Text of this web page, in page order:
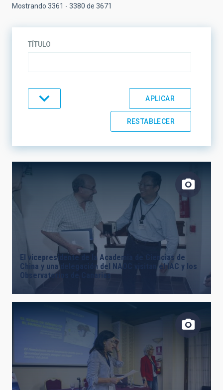
Mostrando 3361 - 3380 de 3671
TÍTULO
LÍNEAS DE INVESTIGACIÓN
LÍNEAS DE INSTRUMENTACIÓN
LÍNEAS IACTEC
INSTALACIÓN
El vicepresidente de la Academia de Ciencias de
China y una delegación del NAOC visitan el IAC y los
Observatorios de Canarias